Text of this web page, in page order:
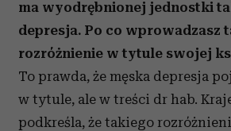
ma wyodrębnionej jednostki
depresja. Po co wprowadzasz
rozróżnienie w tytule swojej
To prawda, że męska depresja
w tytule, ale w treści dr hab.
podkreśla, że takiego